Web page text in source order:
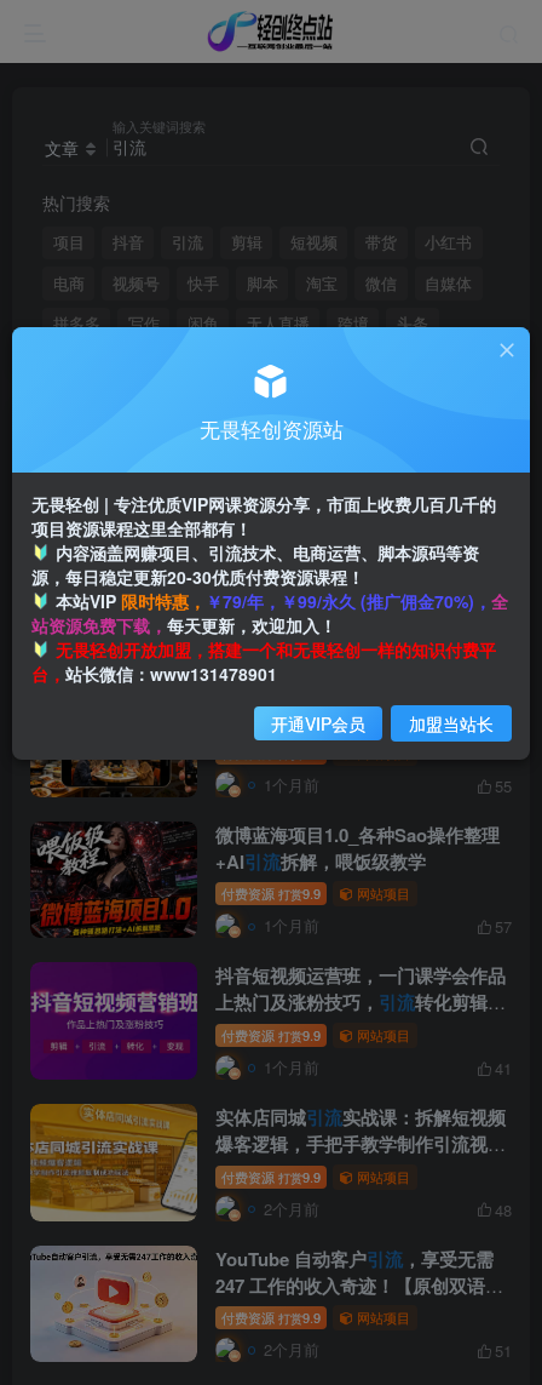
文章
输入关键词搜索
热门搜索
项目 抖音 引流 剪辑 短视频 带货
小红书
电商
视频号 快手 脚本 淘宝 微信
自媒体
拼多多
写作 闲鱼 无人直播 跨境 头条
搜索[引流 ]，共找到3351个文章
AI大模型获客指南：拆解推荐规则，
让主流AI产品自发推荐你的生意 ，实
现免费 引流
付费资源 打赏9.9 网站项目
1个月前 59
、提升曝光，让短视频真正成
为门店增长利器
1个月前 55
微博蓝海项目1.0_各种Sao操作整理
+AI引流拆解，喂饭级教学
付费资源 打赏9.9 网站项目
1个月前 57
抖音短视频运营班，一门课学会作品
上热门及涨粉技巧， 引流转化剪辑变
现(2026年5月)
付费资源 打赏9.9 网站项目
1个月前 41
实体店同城引流实战课：拆解短视频
爆客逻辑，手把手教学制作引流视频
复制成功玩法
付费资源 打赏9.9 网站项目
2个月前 48
YouTube 自动客户引流 ，享受无需
247 工作的收入奇迹！【原创双语字
幕】
付费资源 打赏9.9 网站项目
2个月前 51
无畏轻创资源站
无畏轻创 | 专注优质VIP网课资源分享，市面上收费几百几千的
项目资源课程这里全部都有！
内容涵盖网赚项目、引流技术、电商运营、脚本源码等资
源，每日稳定更新20-30优质付费资源课程！
本站VIP 限时特惠， ￥79/年，￥99/永久 (推广佣金70%)， 全
站资源免费下载， 每天更新，欢迎加入！
无畏轻创开放加盟，搭建一个和无畏轻创一样的知识付费平
台， 站长微信：www131478901
开通VIP会员 加盟当站长